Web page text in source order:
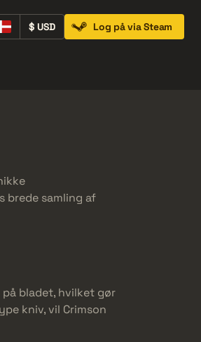
$ USD Log på via Steam
brede samling af
på bladet, hvilket gør
kniv, vil Crimson